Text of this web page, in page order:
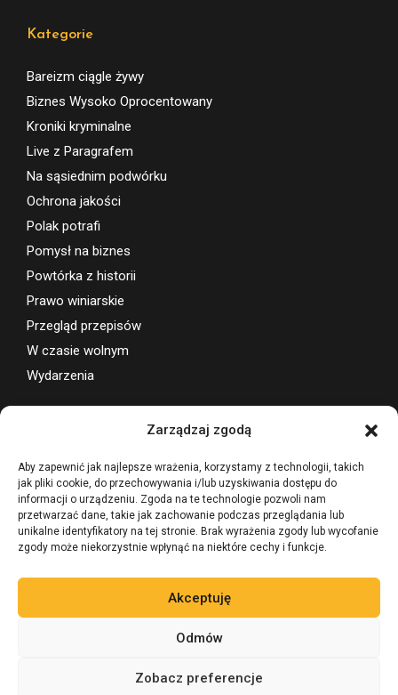
Zarządzaj zgodą
Aby zapewnić jak najlepsze wrażenia, korzystamy z technologii, takich
jak pliki cookie, do przechowywania i/lub uzyskiwania dostępu do
informacji o urządzeniu. Zgoda na te technologie pozwoli nam
przetwarzać dane, takie jak zachowanie podczas przeglądania lub
unikalne identyfikatory na tej stronie. Brak wyrażenia zgody lub wycofanie
zgody może niekorzystnie wpłynąć na niektóre cechy i funkcje.
Akceptuję
Odmów
Zobacz preferencje
Kategorie
Bareizm ciągle żywy
Biznes Wysoko Oprocentowany
Kroniki kryminalne
Live z Paragrafem
Na sąsiednim podwórku
Ochrona jakości
Polak potrafi
Pomysł na biznes
Powtórka z historii
Prawo winiarskie
Przegląd przepisów
W czasie wolnym
Wydarzenia
©